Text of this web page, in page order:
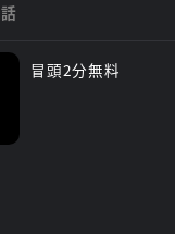
冒頭2分無料